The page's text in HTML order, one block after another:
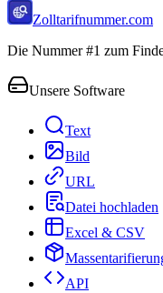
Zolltarifnummer.com
Die Nummer #1 zum
Unsere Software
Text
Bild
URL
Datei hochladen
Excel & CSV
API